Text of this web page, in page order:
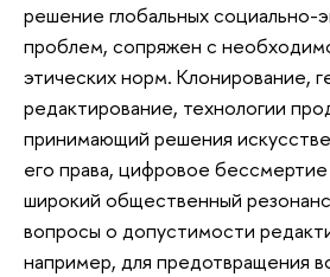
решение глобальных социально-
проблем, сопряжен с
этических норм. Клонирование,
редактирование, технологии
принимающий решения
его права, цифровое
широкий общественный
вопросы о допустимости
например, для предотвращения